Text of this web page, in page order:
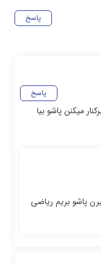
پاسخ
پاسخ
میکنن پاشو بیا
پاشو بریم ریاضی